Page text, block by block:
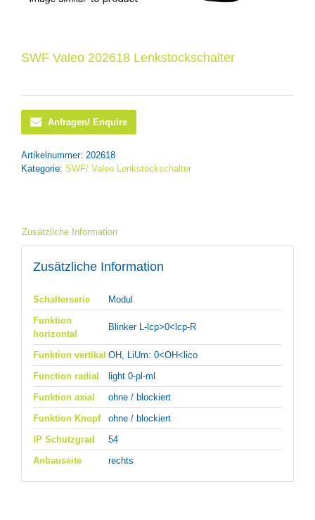
SWF Valeo 202618 Lenkstockschalter
Anfragen/ Enquire
Artikelnummer: 202618
Kategorie: SWF/ Valeo Lenkstockschalter
Zusätzliche Information
Zusätzliche Information
Schalterserie
Modul
Funktion
horizontal
Blinker L-lcp>0<lcp-R
Funktion vertikal OH, LiUm: 0<OH<lico
Function radial
light 0-pl-ml
Funktion axial
ohne / blockiert
Funktion Knopf
ohne / blockiert
IP Schutzgrad
54
Anbauseite
rechts